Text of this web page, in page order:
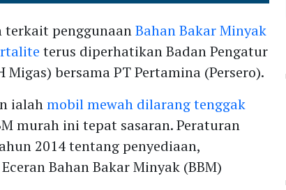
terkait penggunaanBahan Bakar Minyak
terus diperhatikan Badan Pengatur
bersama PT Pertamina (Persero).
ialahmobil mewah dilarang tenggak
murah ini tepat sasaran. Peraturan
2014 tentang penyediaan,
Bahan Bakar Minyak (BBM)